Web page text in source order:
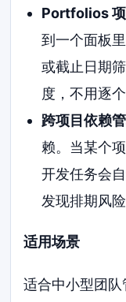
Portfolios
到一个面板
或截止日期
度，不用逐
跨项目依赖
赖。当某个
开发任务会
发现排期风险
适用场景
适合中小型团